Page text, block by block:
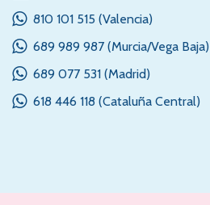
810 101 515 (Valencia)
689 989 987 (Murcia/Vega Baja)
689 077 531 (Madrid)
618 446 118 (Cataluña Central)